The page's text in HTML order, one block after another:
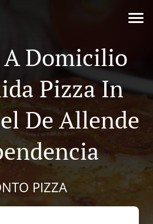
Domicilio
Pizza In
De Allende
PIZZA